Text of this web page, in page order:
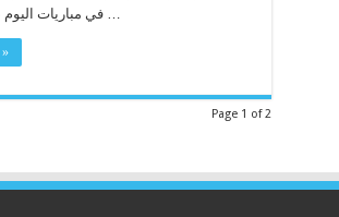
في مباريات اليوم على الجمعية …
Page 1 of 2